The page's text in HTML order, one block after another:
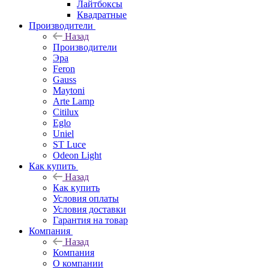
Лайтбоксы
Квадратные
Производители
Назад
Производители
Эра
Feron
Gauss
Maytoni
Arte Lamp
Citilux
Eglo
Uniel
ST Luce
Odeon Light
Как купить
Назад
Как купить
Условия оплаты
Условия доставки
Гарантия на товар
Компания
Назад
Компания
О компании